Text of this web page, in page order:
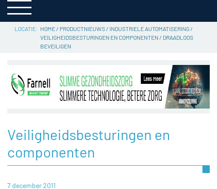
SERVICE
HOME/ PRODUCTNIEUWS/ INDUSTRIELE AUTOMATISERING/
VEILIGHEIDSBESTURINGEN EN COMPONENTEN / DRAADLOOS
BEVEILIGEN
Veiligheidsbesturingen en
componenten
7 december 2011